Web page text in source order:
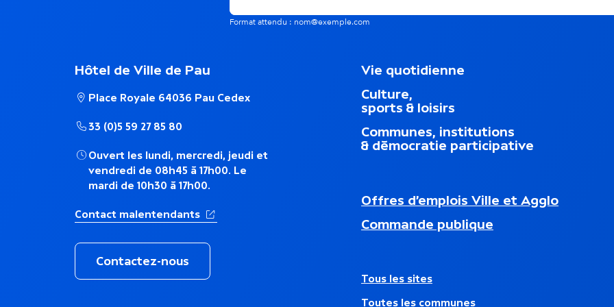
a
t
i
q
u
e
n
t
s
a
n
Format attendu : nom@exemple.com
Hôtel de Ville de Pau
Place Royale 64036 Pau Cedex
33 (0)5 59 27 85 80
Ouvert les lundi, mercredi, jeudi et
vendredi de 08h45 à 17h00. Le
mardi de 10h30 à 17h00.
Contact malentendants (Ouverture dans un nouvel onglet)
Contactez-nous
M
n
u
d
u
p
d
d
e
p
e
Vie quotidienne
Culture,
sports & loisirs
Communes, institutions
& démocratie participative
N
v
t
i
Offres d’emplois Ville et Agglo
Commande publique
A
Tous les sites
Toutes les communes